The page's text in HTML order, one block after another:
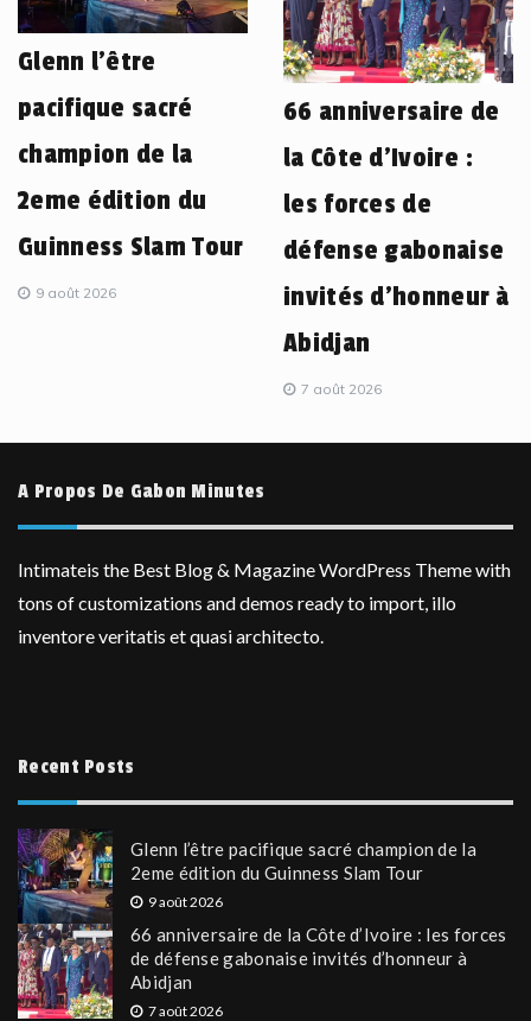
Glenn l’être
pacifique sacré
champion de la
2eme édition du
Guinness Slam Tour
9 août 2026
66 anniversaire de
la Côte d’Ivoire :
les forces de
défense gabonaise
invités d’honneur à
Abidjan
7 août 2026
A Propos De Gabon Minutes
Intimateis the Best Blog & Magazine WordPress Theme with
tons of customizations and demos ready to import, illo
inventore veritatis et quasi architecto.
Recent Posts
Glenn l’être pacifique sacré champion de la
2eme édition du Guinness Slam Tour
9 août 2026
66 anniversaire de la Côte d’Ivoire : les forces
de défense gabonaise invités d’honneur à
Abidjan
7 août 2026